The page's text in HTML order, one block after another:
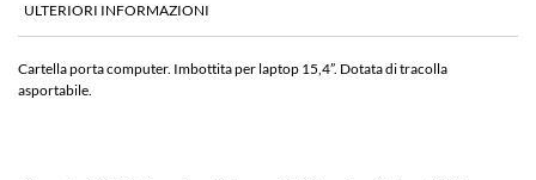
ULTERIORI INFORMAZIONI
Cartella porta computer. Imbottita per laptop 15,4”. Dotata di tracolla
asportabile.